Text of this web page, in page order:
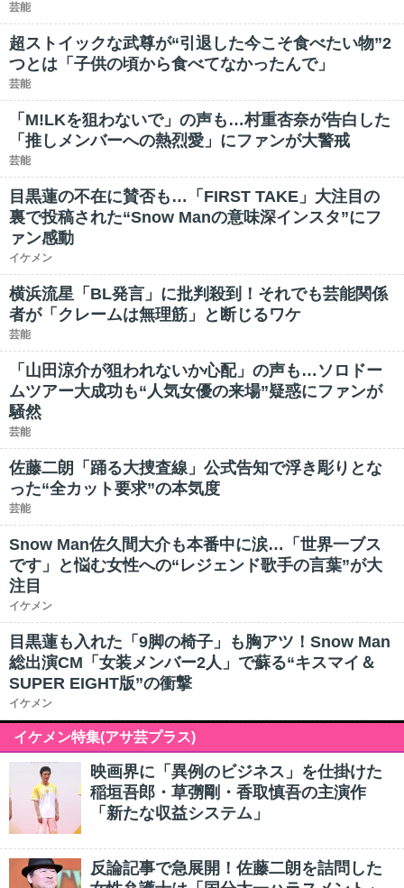
芸能
超ストイックな武尊が“引退した今こそ食べたい物”2
つとは「子供の頃から食べてなかったんで」
芸能
「M!LKを狙わないで」の声も…村重杏奈が告白した
「推しメンバーへの熱烈愛」にファンが大警戒
芸能
目黒蓮の不在に賛否も…「FIRST TAKE」大注目の
裏で投稿された“Snow Manの意味深インスタ”にフ
ァン感動
イケメン
横浜流星「BL発言」に批判殺到！それでも芸能関係
者が「クレームは無理筋」と断じるワケ
芸能
「山田涼介が狙われないか心配」の声も…ソロドー
ムツアー大成功も“人気女優の来場”疑惑にファンが
騒然
芸能
佐藤二朗「踊る大捜査線」公式告知で浮き彫りとな
った“全カット要求”の本気度
芸能
Snow Man佐久間大介も本番中に涙…「世界一ブス
です」と悩む女性への“レジェンド歌手の言葉”が大
注目
イケメン
目黒蓮も入れた「9脚の椅子」も胸アツ！Snow Man
総出演CM「女装メンバー2人」で蘇る“キスマイ＆
SUPER EIGHT版”の衝撃
イケメン
イケメン特集(アサ芸プラス)
映画界に「異例のビジネス」を仕掛けた
稲垣吾郎・草彅剛・香取慎吾の主演作
「新たな収益システム」
反論記事で急展開！佐藤二朗を詰問した